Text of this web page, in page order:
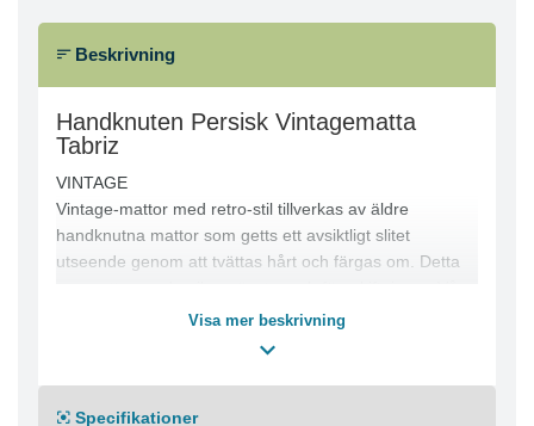
Beskrivning
Handknuten Persisk Vintagematta
Tabriz
VINTAGE
Vintage-mattor med retro-stil tillverkas av äldre
handknutna mattor som getts ett avsiktligt slitet
utseende genom att tvättas hårt och färgas om. Detta
vintage-mattor är inköpta på den iranska landsbyggden
inredningsideal.
Visa mer beskrivning
Specifikationer